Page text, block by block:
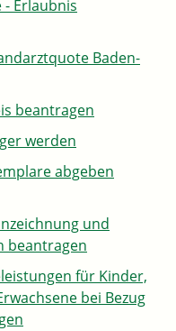
- Erlaubnis
Baden-
beantragen
werden
abgeben
und
beantragen
für Kinder,
bei Bezug